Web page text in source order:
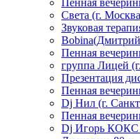
Пенная
Света (г.
Звуковая
Пенная
группа Лицей
Презентация
Пенная
Dj Нил (г.
Пенная
Dj Игорь КОКС